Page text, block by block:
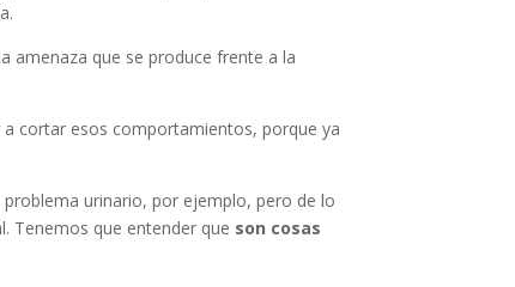
amenaza que se produce frente a la
cortar esos comportamientos, porque ya
urinario, por ejemplo, pero de lo
Tenemos que entender que son cosas